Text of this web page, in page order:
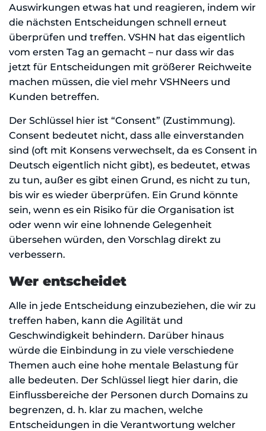
Auswirkungen etwas hat und reagieren, indem wir
die nächsten Entscheidungen schnell erneut
überprüfen und treffen. VSHN hat das eigentlich
vom ersten Tag an gemacht – nur dass wir das
jetzt für Entscheidungen mit größerer Reichweite
machen müssen, die viel mehr VSHNeers und
Kunden betreffen.
Der Schlüssel hier ist “Consent” (Zustimmung).
Consent bedeutet nicht, dass alle einverstanden
sind (oft mit Konsens verwechselt, da es Consent in
Deutsch eigentlich nicht gibt), es bedeutet, etwas
zu tun, außer es gibt einen Grund, es nicht zu tun,
bis wir es wieder überprüfen. Ein Grund könnte
sein, wenn es ein Risiko für die Organisation ist
oder wenn wir eine lohnende Gelegenheit
übersehen würden, den Vorschlag direkt zu
verbessern.
Wer entscheidet
Alle in jede Entscheidung einzubeziehen, die wir zu
treffen haben, kann die Agilität und
Geschwindigkeit behindern. Darüber hinaus
würde die Einbindung in zu viele verschiedene
Themen auch eine hohe mentale Belastung für
alle bedeuten. Der Schlüssel liegt hier darin, die
Einflussbereiche der Personen durch Domains zu
begrenzen, d. h. klar zu machen, welche
Entscheidungen in die Verantwortung welcher